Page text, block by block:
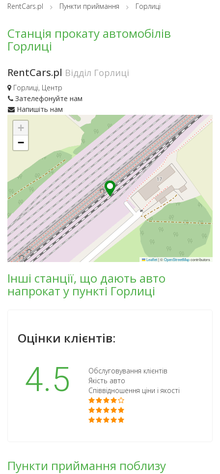
RentCars.pl Пункти приймання Горлиці
Станція прокату автомобілів
Горлиці
RentCars.pl Відділ Горлиці
Горлиці, Центр
Зателефонуйте нам
Напишіть нам
+
−
Leaflet|©OpenStreetMapcontributors
Інші станції, що дають авто
напрокат у пункті Горлиці
Оцінки клієнтів:
4.5
Обслуговування клієнтів
Якість авто
Співвідношення ціни і якості
Пункти приймання поблизу